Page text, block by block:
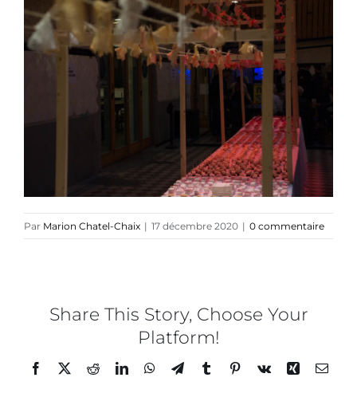
Collaborations
Direction créative
TEDx
À-propos
Par Marion Chatel-Chaix | 17 décembre 2020 | 0 commentaire
Share This Story, Choose Your
Platform!
Facebook
TwitterRedditLinkedInWhatsApp
TelegramTumblrPinterest
Vk Xing Email